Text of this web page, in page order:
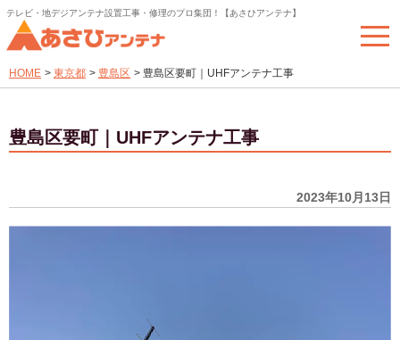
テレビ・地デジアンテナ設置工事・修理のプロ集団！【あさひアンテナ】
HOME > 東京都 > 豊島区 > 豊島区要町｜UHFアンテナ工事
豊島区要町｜UHFアンテナ工事
2023年10月13日